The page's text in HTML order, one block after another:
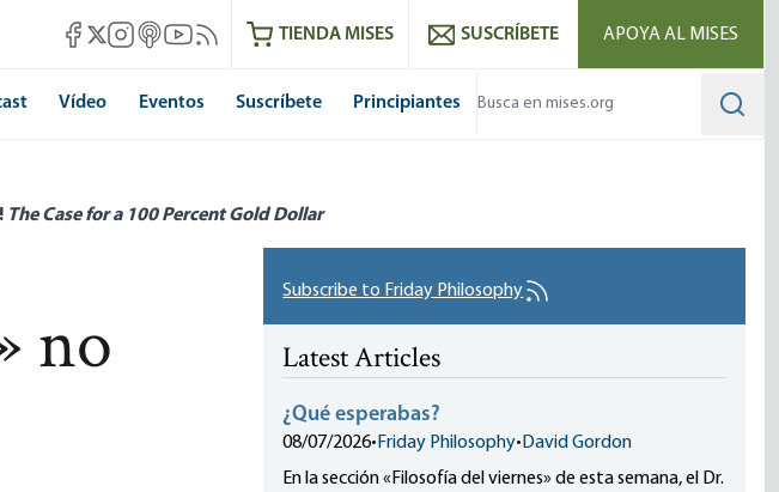
Mises Facebook
Mises X
Mises Instagram
Mises itunes
Mises Youtube
Mises RSS feedTIENDA MISES SUSCRÍBETE APOYA AL MISES
Vídeo Eventos Suscríbete Principiantes
The Case for a 100 Percent Gold Dollar
no
Subscribe to Friday Philosophy
Latest Articles
¿Qué esperabas?
08/07/2026• Friday Philosophy• David Gordon
En la sección «Filosofía del viernes» de esta semana, el Dr.